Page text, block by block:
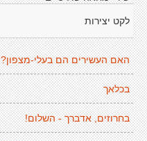
לקט יצירות
האם העשירים הם בעלי-מצפון?
בכלאך
בחרוזים, אדברך - השלום!